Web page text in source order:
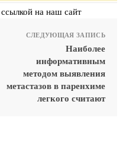
на наш сайт
СЛЕДУЮЩАЯ ЗАПИСЬ
Наиболее
информативным
методом выявления
метастазов в паренхиме
легкого считают